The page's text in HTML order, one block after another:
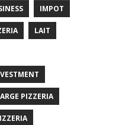
IMPOT
LAIT
PIZZERIA